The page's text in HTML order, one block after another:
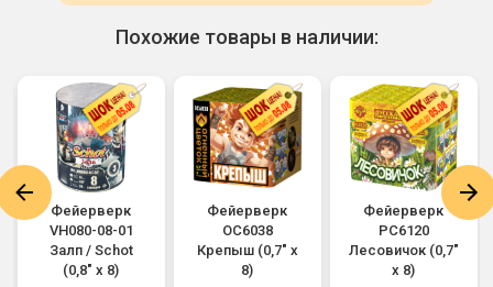
Похожие товары в наличии:
Фейерверк
VH080-08-01
Залп / Schot
(0,8" х 8)
Фейерверк
ОС6038
Крепыш (0,7" х
8)
Фейерверк
РС6120
Лесовичок (0,7"
х 8)